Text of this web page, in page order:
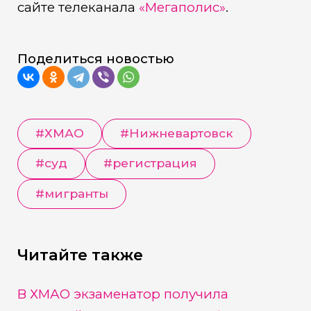
сайте телеканала «Мегаполис».
Поделиться новостью
#ХМАО #Нижневартовск
#суд #регистрация
#мигранты
Читайте также
В ХМАО экзаменатор получила